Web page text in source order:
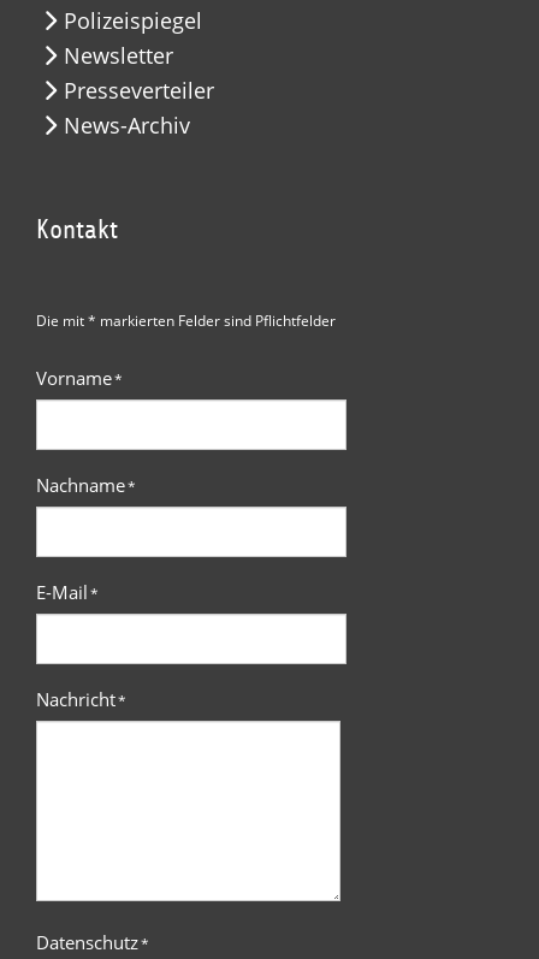
Polizeispiegel
Newsletter
Presseverteiler
News-Archiv
Kontakt
Die mit * markierten Felder sind Pflichtfelder
Vorname*
Nachname*
E-Mail*
Nachricht*
Datenschutz*